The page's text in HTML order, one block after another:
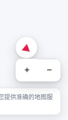
+ −
提供准确的地图服